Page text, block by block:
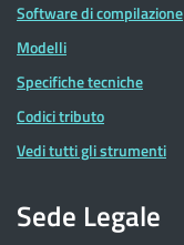
Software di compilazione
Modelli
Specifiche tecniche
Codici tributo
Vedi tutti gli strumenti
Sede Legale